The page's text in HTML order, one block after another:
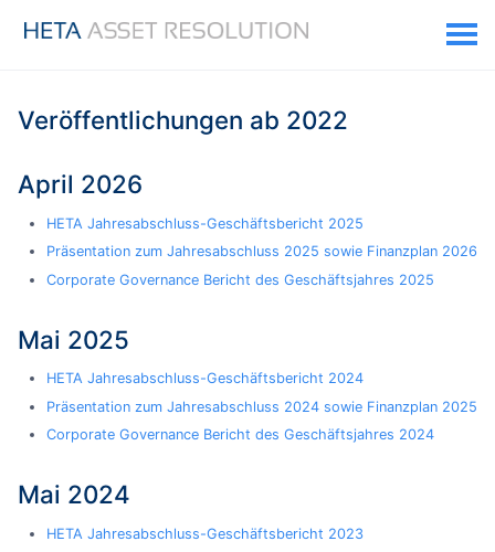
Veröffentlichungen ab 2022
April 2026
HETA Jahresabschluss-Geschäftsbericht 2025
Präsentation zum Jahresabschluss 2025 sowie Finanzplan 2026
Corporate Governance Bericht des Geschäftsjahres 2025
Mai 2025
HETA Jahresabschluss-Geschäftsbericht 2024
Präsentation zum Jahresabschluss 2024 sowie Finanzplan 2025
Corporate Governance Bericht des Geschäftsjahres 2024
Mai 2024
HETA Jahresabschluss-Geschäftsbericht 2023